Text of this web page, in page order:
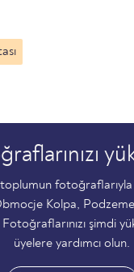
fotoğraflarıyla
Kolpa,
şimdi
üyelere yardımcı olun.